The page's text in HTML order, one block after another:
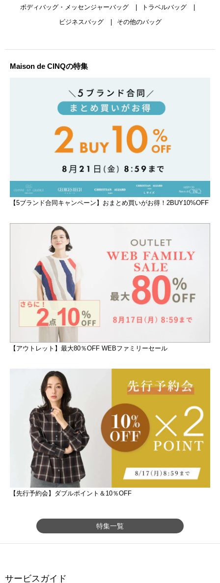
ボディバッグ・メッセンジャーバッグ
トラベルバッグ
ビジネスバッグ
その他のバッグ
Maison de CINQの特集
【5ブランド合同キャンペーン】おまとめ買いがお得！2BUY10%OFF
【アウトレット】最大80％OFF WEBファミリーセール
【先行予約会】ダブルポイント＆10％OFF
特集一覧
サービスガイド